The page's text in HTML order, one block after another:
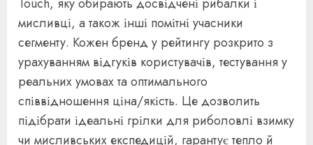
мисливці, а також інші помітні учасники
сегменту. Кожен бренд у рейтингу розкрито з
урахуванням відгуків користувачів, тестування у
реальних умовах та оптимального
співвідношення ціна/якість. Це дозволить
підібрати ідеальні грілки для риболовлі взимку
чи мисливських експедицій, гарантує тепло й